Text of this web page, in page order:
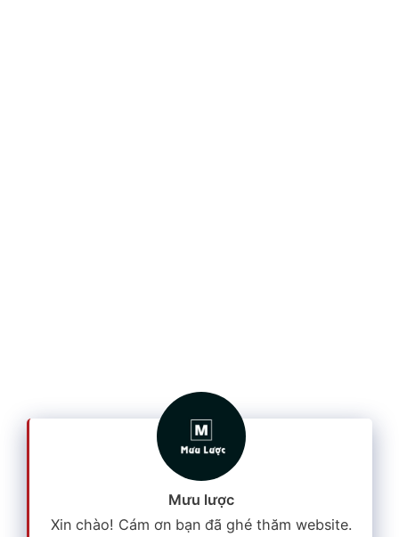
Mưu lược
Xin chào! Cám ơn bạn đã ghé thăm website.